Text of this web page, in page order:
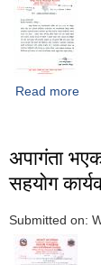
Read more
अपा‌गंता
सहयाेग
Submitted on: